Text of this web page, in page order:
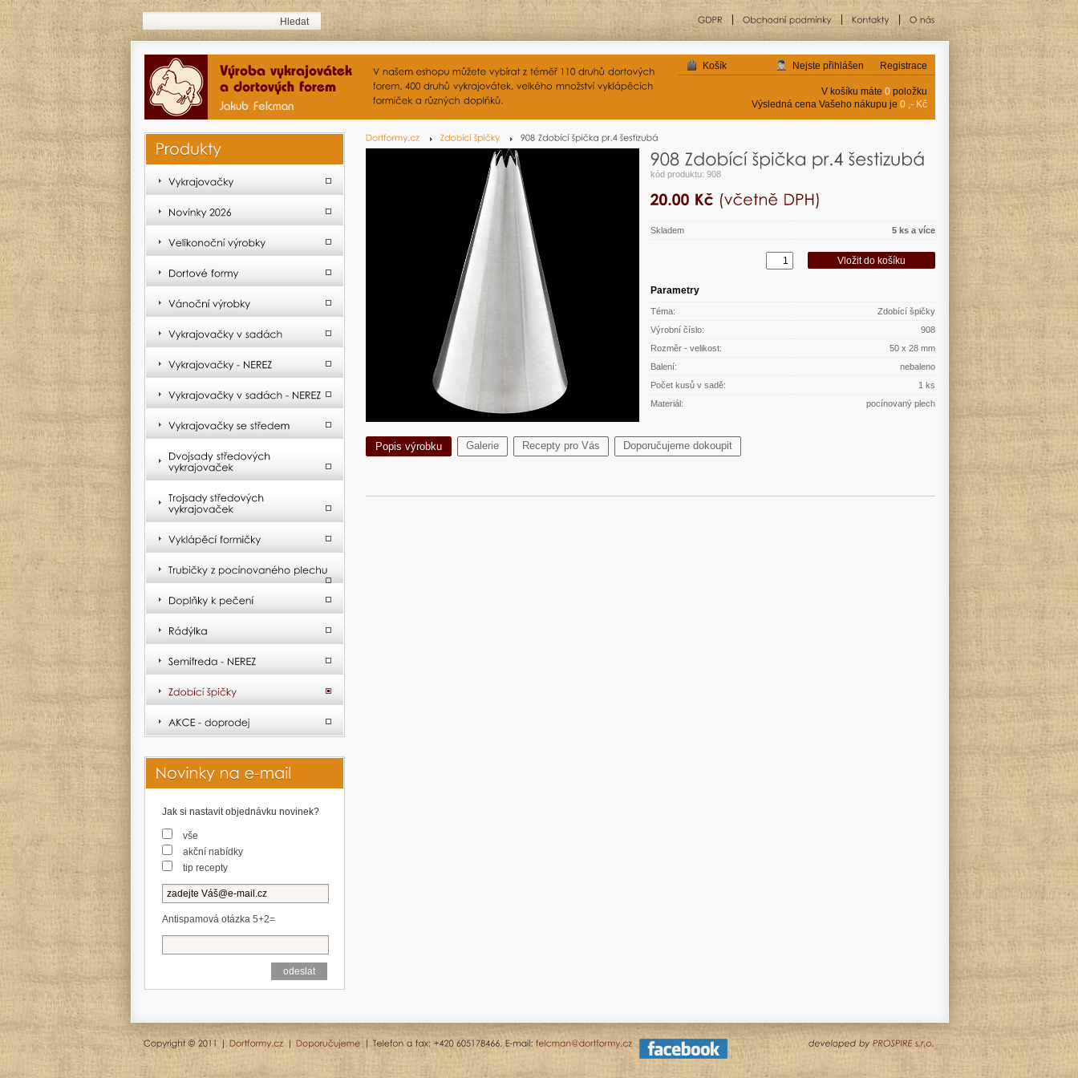
Registrace
Nejste přihlášen
Košík
V košíku máte 0 položku
Výsledná cena Vašeho nákupu je 0 ,- Kč
kód produktu: 908
Skladem 5 ks a více
Parametry
Téma:
Zdobící špičky
Výrobní číslo:
908
Rozměr - velikost:
50 x 28 mm
Balení:
nebaleno
Počet kusů v sadě:
1 ks
Materiál:
pocínovaný plech
Popis výrobku Galerie Recepty pro Vás Doporučujeme dokoupit
Jak si nastavit objednávku novinek?
vše
akční nabídky
tip recepty
Antispamová otázka 5+2=